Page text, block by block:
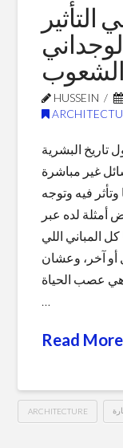
أسبوع
التصميم
الداخلي
العربي
07.09.2023
HUSSEIN
تاريخ البشرية
غير مباشرة
فيه وتوجه
لده عبر
كل المباني اللي
أو آخر، وعشان
هي عصب الحياة
…
Read More
ARCHITECTURE